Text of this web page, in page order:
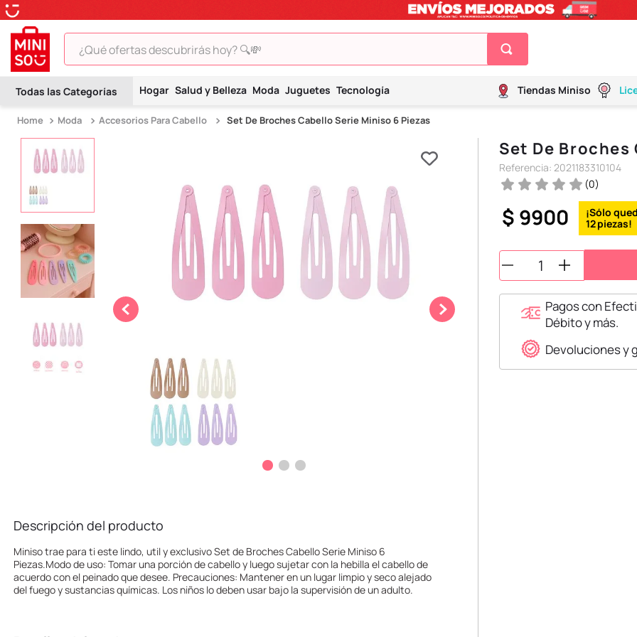
¿Qué ofertas descubrirás hoy? 🔍💸
Hogar Salud y Belleza Moda Juguetes Tecnología Tiendas Miniso
Moda Accesorios Para Cabello Set De Broches Cabello Serie Miniso 6 Piezas
Descripción del producto
Miniso trae para ti este lindo, util y exclusivo Set de Broches Cabello Serie Miniso 6
Piezas.Modo de uso: Tomar una porción de cabello y luego sujetar con la hebilla el cabello de
acuerdo con el peinado que desee. Precauciones: Mantener en un lugar limpio y seco alejado
del fuego y sustancias químicas. Los niños lo deben usar bajo la supervisión de un adulto.
Set De
Referencia: 2021183310104
(0)
$ 9900 12
Pagos con
Débito y más.
Devoluciones y
TÉRMINOS MÁS BUSCADOS
2.
hello kitty
9.
llaveros
.